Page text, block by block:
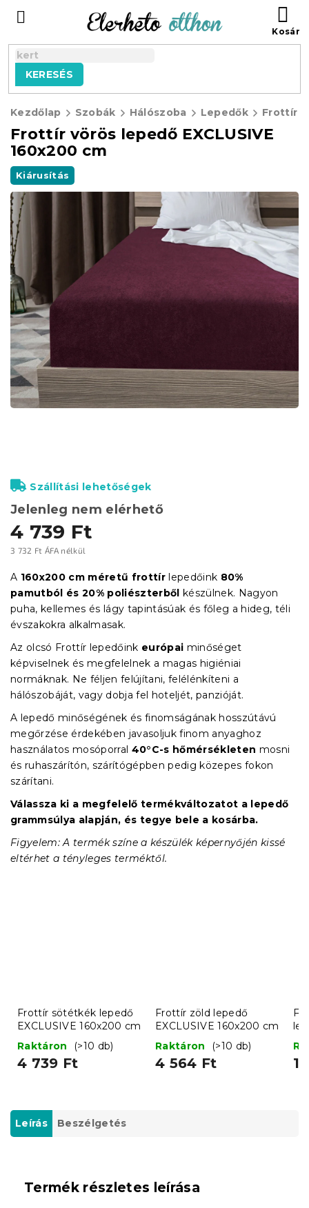
tartalomhoz
KERESÉS
Kezdőlap Szobák Hálószoba Lepedők Frottír
Frottír vörös lepedő EXCLUSIVE
160x200 cm
Kiárusítás
4 739 Ft
3 732 Ft ÁFA nélkül
Jelenleg nem elérhető
Szállítási lehetőségek
A 160x200 cm méretű frottírlepedőink 80%
pamutból és 20% poliészterből készülnek. Nagyon
puha, kellemes és lágy tapintásúak és főleg a hideg, téli
évszakokra alkalmasak.
Az olcsó Frottír lepedőink európai minőséget
képviselnek és megfelelnek a magas higiéniai
normáknak. Ne féljen felújítani, felélénkíteni a
hálószobáját, vagy dobja fel hoteljét, panzióját.
A lepedő minőségének és finomságának hosszútávú
megőrzése érdekében javasoljuk finom anyaghoz
használatos mosóporral 40°C-s hőmérsékleten mosni
és ruhaszárítón, szárítógépben pedig közepes fokon
szárítani.
Válassza ki a megfelelő termékváltozatot a lepedő
grammsúlya alapján, és tegye bele a kosárba.
Figyelem: A termék színe a készülék képernyőjén kissé
eltérhet a tényleges terméktől.
Frottír sötétkék lepedő
EXCLUSIVE 160x200 cm
Raktáron
(>10 db)
4 739 Ft
Frottír zöld lepedő
EXCLUSIVE 160x200 cm
Raktáron
(>10 db)
4 564 Ft 1
Leírás Beszélgetés
Termék részletes leírása